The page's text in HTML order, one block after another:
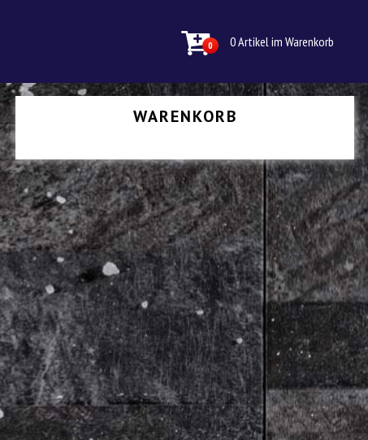
0 0 Artikel im Warenkorb
WARENKORB